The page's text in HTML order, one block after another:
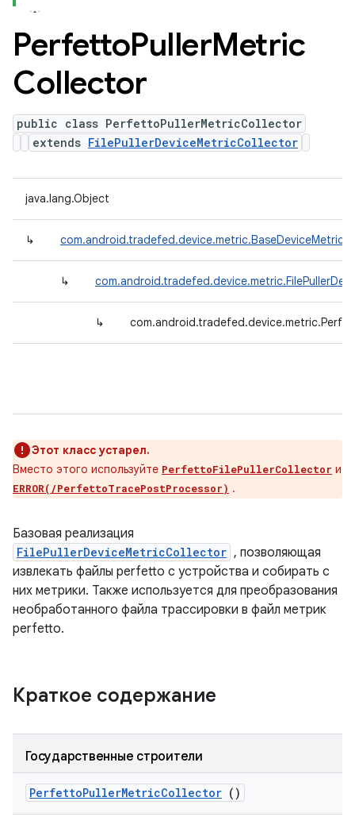
PerfettoPullerMetric
Collector
public class PerfettoPullerMetricCollector
extends FilePullerDeviceMetricCollector
java.lang.Object
↳
↳
↳
Этот класс устарел.
Вместо этого используйте PerfettoFilePullerCollector и
ERROR(/PerfettoTracePostProcessor) .
Базовая реализация
FilePullerDeviceMetricCollector , позволяющая
извлекать файлы perfetto с устройства и собирать с
них метрики. Также используется для преобразования
необработанного файла трассировки в файл метрик
perfetto.
Краткое содержание
Государственные строители
PerfettoPullerMetricCollector ()